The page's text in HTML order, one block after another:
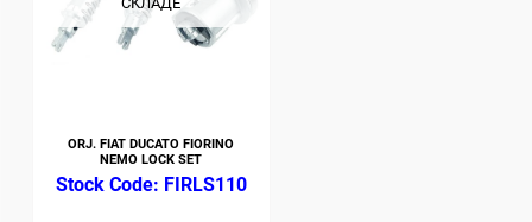
ORJ. FIAT DUCATO FIORINO
NEMO LOCK SET
FIRLS110